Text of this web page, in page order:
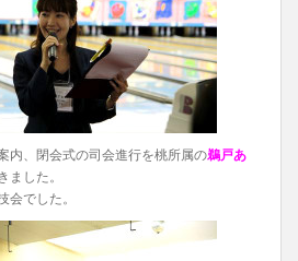
内、閉会式の司会進行を桃所属の鵜戸あ
ました。
会でした。